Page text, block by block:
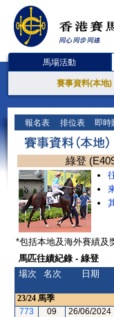
馬場活動
賽事資料(本地)
報名表 排位表 即時
綠登
*包括本地及海外賽績及
馬匹往績紀錄 - 綠登
場次
名次 日期
23/24 馬季
773
09 26/06/2024